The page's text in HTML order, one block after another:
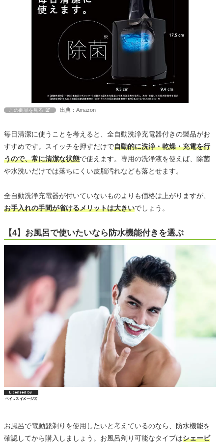
この商品を見る 出典：Amazon
毎日清潔に使うことを考えると、全自動洗浄充電器付きの製品がお
すすめです。スイッチを押すだけで自動的に洗浄・乾燥・充電を行
うので、常に清潔な状態で使えます。専用の洗浄液を使えば、除菌
や水洗いだけでは落ちにくい皮脂汚れなども落とせます。
全自動洗浄充電器が付いていないものよりも価格は上がりますが、
お手入れの手間が省けるメリットは大きいでしょう。
【4】お風呂で使いたいなら防水機能付きを選ぶ
お風呂で電動髭剃りを使用したいと考えているのなら、防水機能を
確認してから購入しましょう。お風呂剃り可能なタイプはシェービ